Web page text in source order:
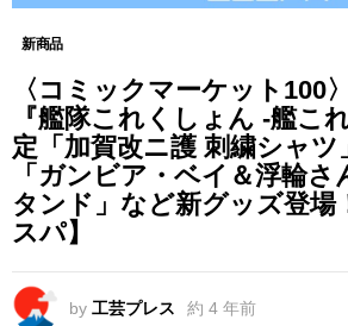
新商品
〈コミックマーケット100
『艦隊これくしょん -艦こ
定「加賀改ニ護 刺繍シャツ
「ガンビア・ベイ＆浮輪
タンド」など新グッズ登場
スパ】
by 工芸プレス 約 4 年前